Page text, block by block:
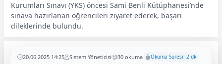
Kurumları Sınavı (YKS) öncesi Sami Benli Kütüphanesi’nde
sınava hazırlanan öğrencileri ziyaret ederek, başarı
dileklerinde bulundu.
20.06.2025 14:25 Sistem Yöneticisi 30 okuma Okuma Süresi: 2 dk